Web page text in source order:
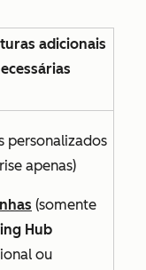
adicionais
personalizados
apenas)
(somente
Hub
ou